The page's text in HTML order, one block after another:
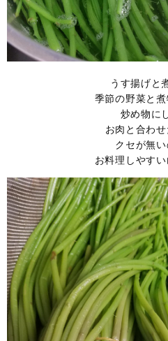
うす揚げと
季節の野菜と煮
炒め物に
お肉と合わせ
クセが無い
お料理しやすい